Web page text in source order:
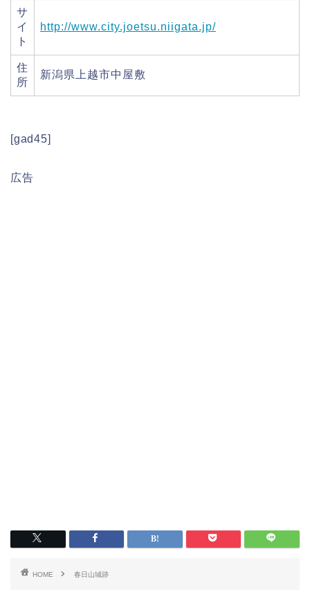
サ
イ
ト
http://www.city.joetsu.niigata.jp/
住
所
新潟県上越市中屋敷
[gad45]
広告
HOME 春日山城跡